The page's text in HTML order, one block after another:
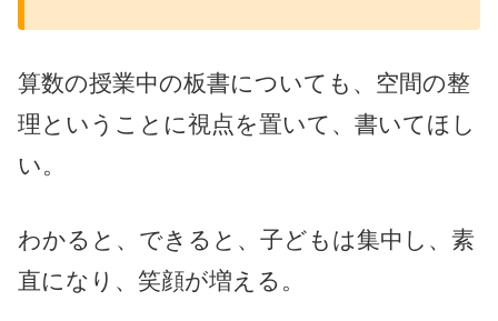
算数の授業中の板書についても、空間の整
理ということに視点を置いて、書いてほし
い。
わかると、できると、子どもは集中し、素
直になり、笑顔が増える。